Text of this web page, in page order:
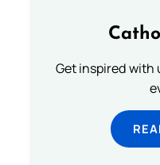
Get inspired